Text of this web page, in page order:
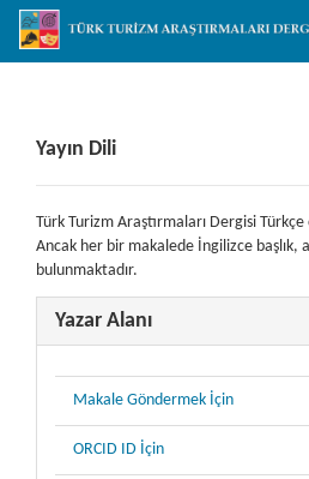
Yayın Dili
Türk Turizm Araştırmaları Dergisi
Ancak her bir makalede İngilizce başlık,
bulunmaktadır.
Yazar Alanı
Makale Göndermek İçin
ORCID ID İçin